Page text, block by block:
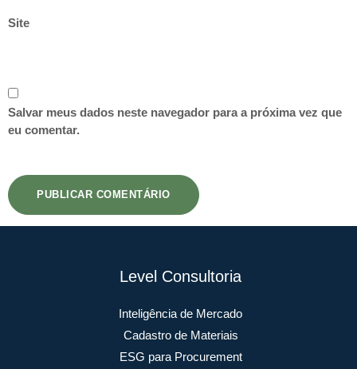
Site
Salvar meus dados neste navegador para a próxima vez que
eu comentar.
Level Consultoria
Inteligência de Mercado
Cadastro de Materiais
ESG para Procurement